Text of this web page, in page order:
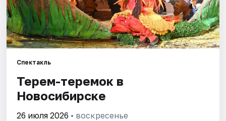
Спектакль
Терем-теремок в
Новосибирске
26 июля 2026 • воскресенье